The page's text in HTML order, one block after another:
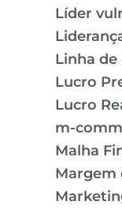
Líder
Linha
Lucro
Lucro
m-
Malha
Margem